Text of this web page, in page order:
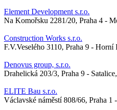
Element Development s.r.o.
Na Komořsku 2281/20, Praha 4 -
Construction Works s.r.o.
F.V.Veselého 3110, Praha 9 - Horní
Denovus group, s.r.o.
Drahelická 203/3, Praha 9 -
ELITE Bau s.r.o.
Václavské náměstí 808/66, Praha 1